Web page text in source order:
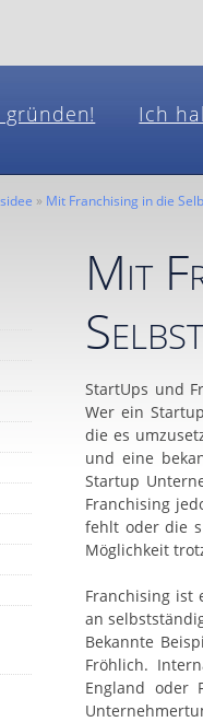
Ich
» Mit Franchising in die
Mit
StartUps und
Wer ein
die es
und eine
Startup
Franchising
fehlt oder die
Möglichkeit
Franchising ist
an
Bekannte
Fröhlich.
England oder